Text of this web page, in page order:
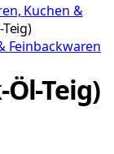
Kuchen &
Feinbackwaren
Teig)